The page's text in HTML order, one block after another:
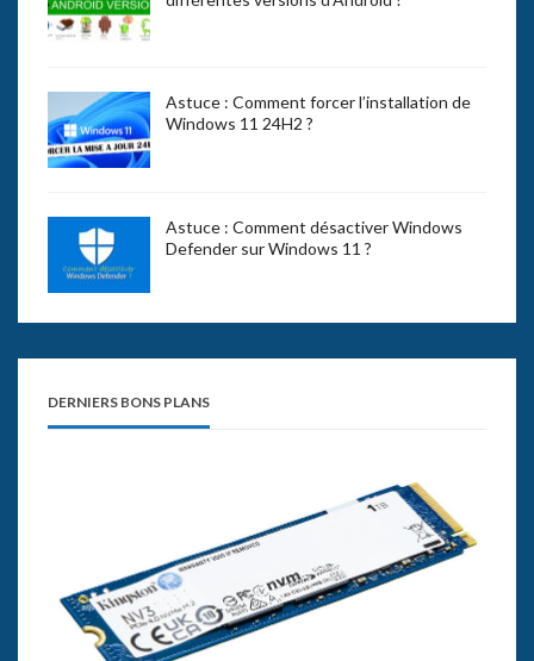
Astuce : Comment forcer l’installation de
Windows 11 24H2 ?
Astuce : Comment désactiver Windows
Defender sur Windows 11 ?
DERNIERS BONS PLANS